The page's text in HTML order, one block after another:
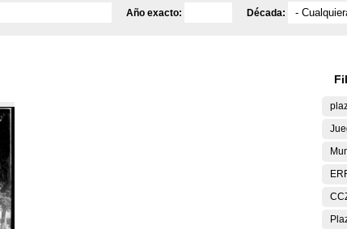
Año exacto: Década: